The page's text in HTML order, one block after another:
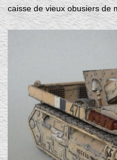
caisse de vieux obusiers de